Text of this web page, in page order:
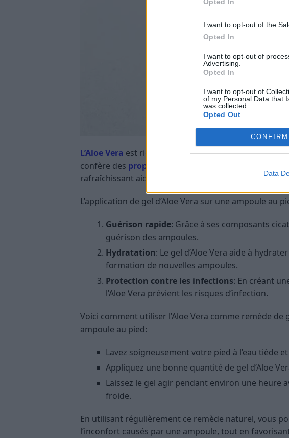
I want to opt-out of the
Opted In
I want to opt-out of
Advertising.
Opted In
I want to opt-out of
of my Personal Data that
was collected.
Opted Out
CONFIRM
Data
L’Aloe Vera est riche en vitamines, minéraux, acides
confère des propriétés anti-inflammatoires
rafraîchissant aide à soulager rapidement la douleur
L’application de gel d’Aloe Vera sur une ampoule au
Guérison rapide: Grâce à ses composants
guérison des ampoules.
Hydratation: Le gel d’Aloe Vera aide à
formation de nouvelles ampoules.
Protection contre les infections: En créant
l’Aloe Vera prévient les risques d’infection.
Voici comment utiliser l’Aloe Vera comme remède
ampoule au pied:
Lavez soigneusement votre pied à l’eau tiède
Appliquez une bonne quantité de gel d’Aloe
Laissez le gel agir pendant environ une heure
froide.
En utilisant régulièrement ce remède naturel, vous
l’inconfort causés par une ampoule, tout en